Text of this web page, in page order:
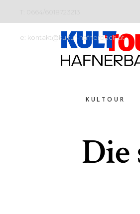
e: kontakt@kultur-hafnerbach.at
KULTOUR
Die